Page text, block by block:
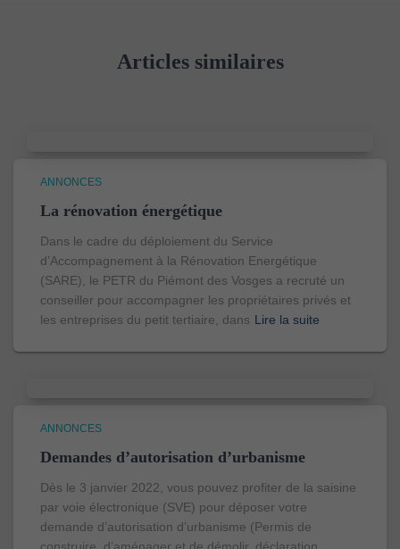
Articles similaires
ANNONCES
La rénovation énergétique
Dans le cadre du déploiement du Service
d’Accompagnement à la Rénovation Energétique
(SARE), le PETR du Piémont des Vosges a recruté un
conseiller pour accompagner les propriétaires privés et
les entreprises du petit tertiaire, dans Lire la suite
ANNONCES
Demandes d’autorisation d’urbanisme
Dès le 3 janvier 2022, vous pouvez profiter de la saisine
par voie électronique (SVE) pour déposer votre
demande d’autorisation d’urbanisme (Permis de